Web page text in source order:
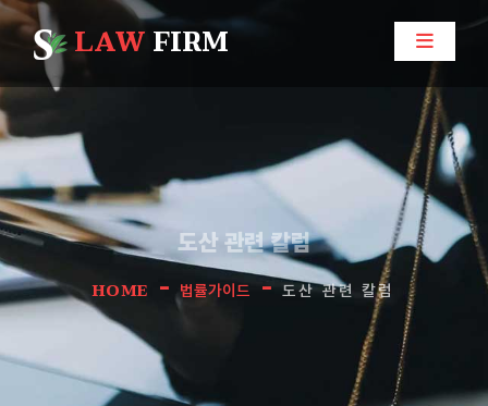
LAWFIRM
도산 관련 칼럼
HOME - 법률가이드 -도산 관련 칼럼